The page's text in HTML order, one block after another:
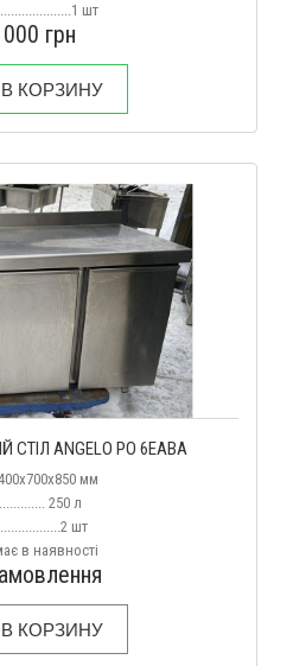
шт
грн
В КОРЗИНУ
ANGELO PO 6EABA
мм
250 л
шт
в наявності
В КОРЗИНУ